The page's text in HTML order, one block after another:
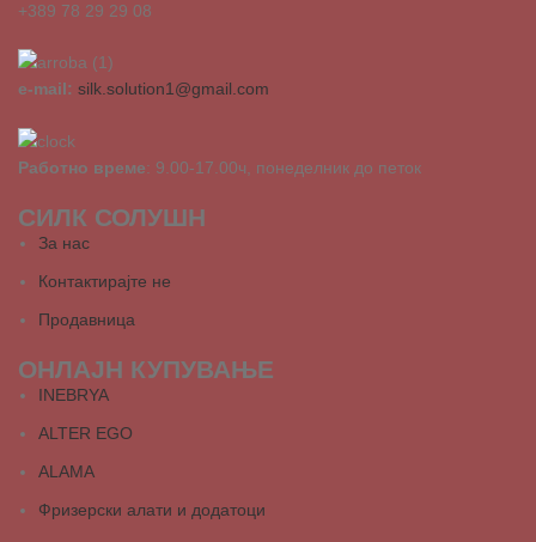
+389 78 29 29 08
e-mail: silk.solution1@gmail.com
Работно време: 9.00-17.00ч, понеделник до петок
СИЛК СОЛУШН
За нас
Контактирајте не
Продавница
ОНЛАЈН КУПУВАЊЕ
INEBRYA
ALTER EGO
ALAMA
Фризерски алати и додатоци